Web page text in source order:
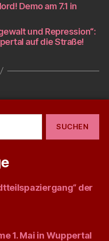
Demo am 7.1 in
und Repression“:
auf die Straße!
der
1. Mai in Wuppertal